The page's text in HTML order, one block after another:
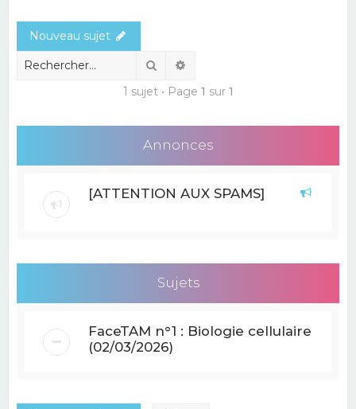
r
Nouveau sujet
Rechercher
1 sujet • Page 1 sur 1
Annonces
[ATTENTION AUX SPAMS]
Sujets
FaceTAM n°1 : Biologie cellulaire
(02/03/2026)